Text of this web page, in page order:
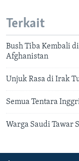
Terkait
Bush Tiba Kembali
Afghanistan
Unjuk Rasa di Irak
Semua Tentara
Warga Saudi Tawar